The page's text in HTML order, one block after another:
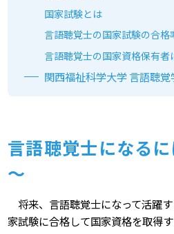
国家試験とは
言語聴覚士の国家試験の合格
言語聴覚士の国家資格保有者
関⻄福祉科学大学 言語聴覚
言語聴覚士になる
～
将来、言語聴覚士になって活躍
家試験に合格して国家資格を取得す